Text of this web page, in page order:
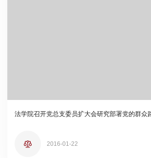
2016-01-22